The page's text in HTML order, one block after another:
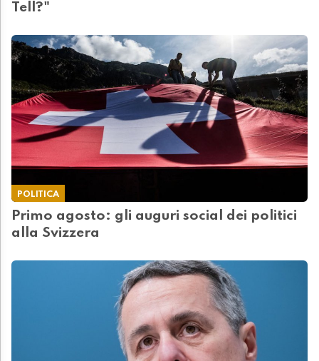
Tell?"
POLITICA
Primo agosto: gli auguri social dei politici
alla Svizzera